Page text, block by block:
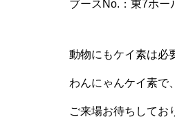
ブースNo.：東7ホー
動物にもケイ素は必
わんにゃんケイ素で
ご来場お待ちしてお